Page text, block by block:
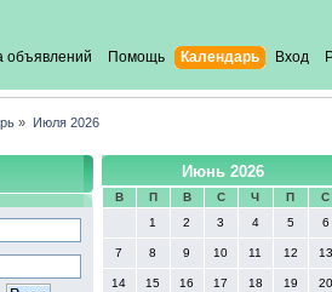
объявлений Помощь Календарь Вход
» Июля 2026
Июнь 2026
В П В С Ч П
С
1
2 3 4 5 6
7 8 9 10 11 12 13
14 15 16 17 18 19 20